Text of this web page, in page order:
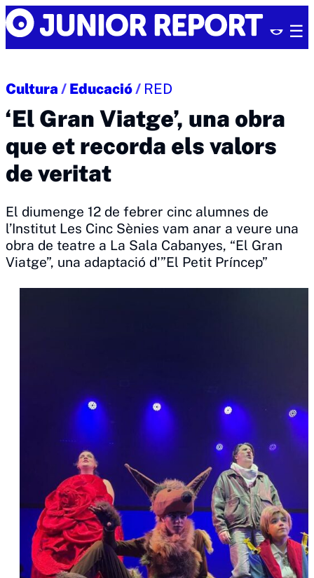
Skip
to
content
Junior
Report
Cultura / Educació/ RED
‘El Gran Viatge’, una obra
que et recorda els valors
de veritat
El diumenge 12 de febrer cinc alumnes de
l’Institut Les Cinc Sènies vam anar a veure una
obra de teatre a La Sala Cabanyes, “El Gran
Viatge”, una adaptació d'”El Petit Príncep”